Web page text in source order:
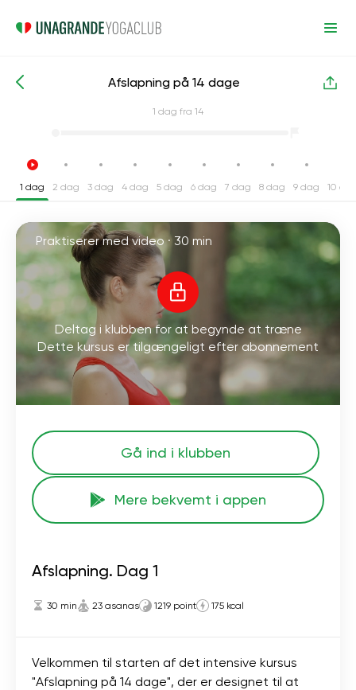
Intensive yogakurser Lempelse
Afslapning på 14 dage
1 dag fra 14
1 dag 2 dag 3 dag 4 dag 5 dag 6 dag 7 dag 8 dag 9 dag 10
Praktiserer med video · 30 min
Deltag i klubben for at begynde at træne
Dette kursus er tilgængeligt efter abonnement
Gå ind i klubben
Mere bekvemt i appen
Afslapning. Dag 1
30 min 23 asanas 1219 point 175 kcal
Velkommen til starten af ​​det intensive kursus
"Afslapning på 14 dage", der er designet til at